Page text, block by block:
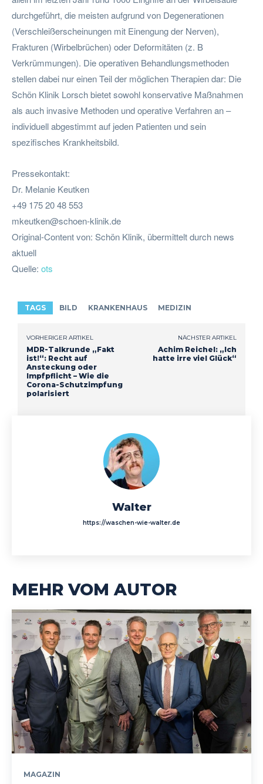
durchgeführt, die meisten aufgrund von Degenerationen
(Verschleißerscheinungen mit Einengung der Nerven),
Frakturen (Wirbelbrüchen) oder Deformitäten (z. B
Verkrümmungen). Die operativen Behandlungsmethoden
stellen dabei nur einen Teil der möglichen Therapien dar: Die
Schön Klinik Lorsch bietet sowohl konservative Maßnahmen
als auch invasive Methoden und operative Verfahren an –
individuell abgestimmt auf jeden Patienten und sein
spezifisches Krankheitsbild.
Pressekontakt:
Dr. Melanie Keutken
+49 175 20 48 553
mkeutken@schoen-klinik.de
Original-Content von: Schön Klinik, übermittelt durch news
aktuell
Quelle: ots
TAGS BILD KRANKENHAUS MEDIZIN
VORHERIGER ARTIKEL
MDR-Talkrunde „Fakt
ist!“: Recht auf
Ansteckung oder
Impfpflicht – Wie die
Corona-Schutzimpfung
polarisiert
NÄCHSTER ARTIKEL
Achim Reichel: „Ich
hatte irre viel Glück“
Walter
https://waschen-wie-walter.de
MEHR VOM AUTOR
MAGAZIN